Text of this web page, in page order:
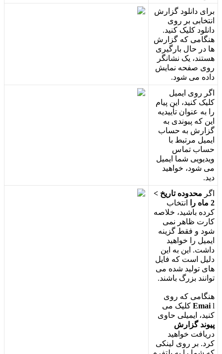
بر ی د نلود گز ر ش
نتخابی بر ر وی
د نلود کلیک کنید.
هنگامی که گز ر ش
ها در حال بارگیر ی
هستند، یک نشانگر
ر وی صفحه نمایش
د اده می شود.
اگر ر وی یمیل
کلیک کنید، ین پیام
ر
به عنو ن تأییدیه
ین که پیوندی به
گز ر ش به حساب
یمیل مرتبط با
حساب تماس
ویدیویی شما یمیل
می شود، خو اهید
دید.
اگر محدوده تاریخ >
2 ماه ر نتخاب
کرده باشید، خلصه
کار ت ظاهر نمی
شود و فقط گز ینه
یمیل ر خو اهید
د شت. ین به ین
دلیل ست که فایل
های تولید شده می
تو نند بز رگ باشند.
هنگامی که ر وی
Emai l کلیک می
کنید، یمیلی حاوی
پیوند گز ار ش
در یافت خو اهید
کرد. بر ر وی لینکی